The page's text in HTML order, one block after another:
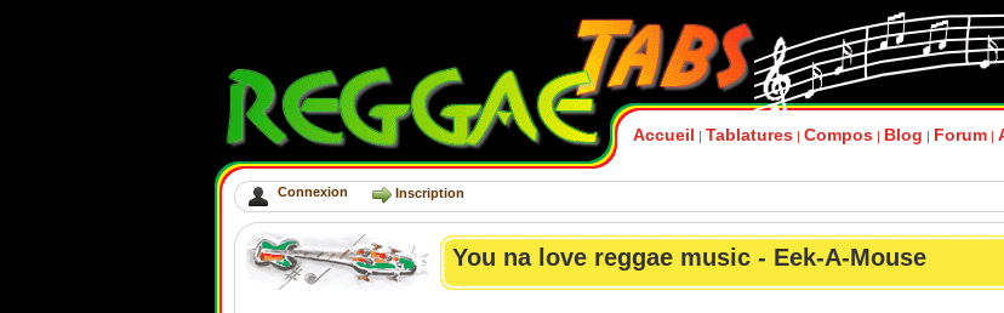
Accueil | Tablatures | Compos | Blog | Forum |
Connexion Inscription
You na love reggae music - Eek-A-Mouse